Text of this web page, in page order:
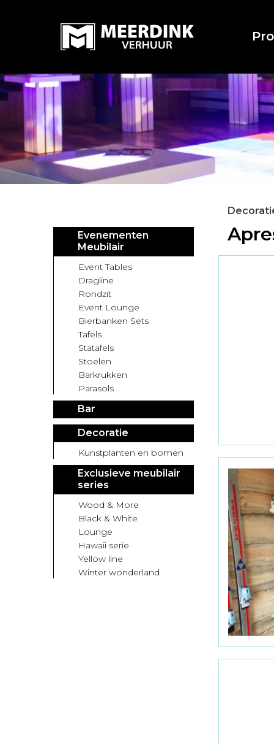
Evenementen
Meubilair
Event Tables
Dragline
Rondzit
Event Lounge
Bierbanken Sets
Tafels
Statafels
Stoelen
Barkrukken
Parasols
Bar
Decoratie
Kunstplanten en bomen
Exclusieve meubilair
series
Wood & More
Black & White
Lounge
Hawaii serie
Yellow line
Winter wonderland